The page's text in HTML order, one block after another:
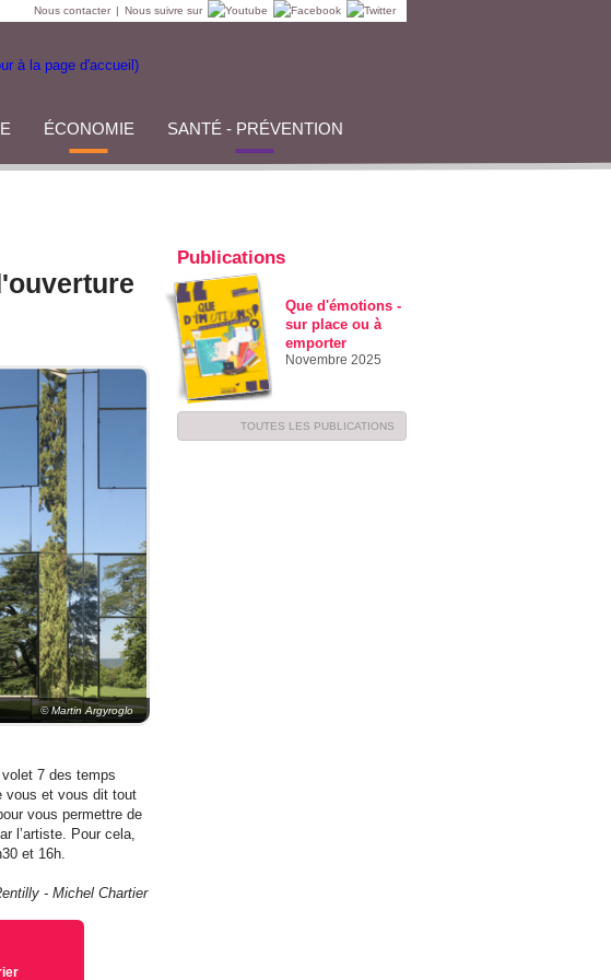
Nous contacter | Nous suivre sur
ÉCONOMIE SANTÉ - PRÉVENTION
© Martin Argyroglo
7 des temps
vous et vous dit tout
vous permettre de
l’artiste. Pour cela,
et 16h.
- Michel Chartier
Publications
Que d'émotions -
sur place ou à
emporter
Novembre 2025
TOUTES LES PUBLICATIONS